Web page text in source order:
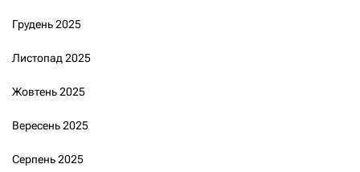
Грудень 2025
Листопад 2025
Жовтень 2025
Вересень 2025
Серпень 2025